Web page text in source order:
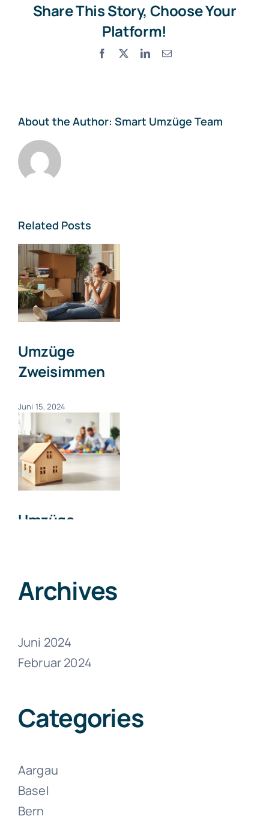
Share This Story, Choose Your
Platform!
Facebook LinkedInEmail
About the Author: Smart Umzüge Team
Related Posts
Umzüge
Zweisimmen
Juni 15, 2024
Umzüge
Zuzwil
Archives
Juni 2024
Februar 2024
Categories
Aargau
Basel
Bern